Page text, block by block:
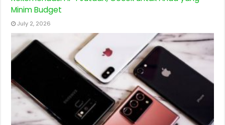
Minim Budget
July 2, 2026